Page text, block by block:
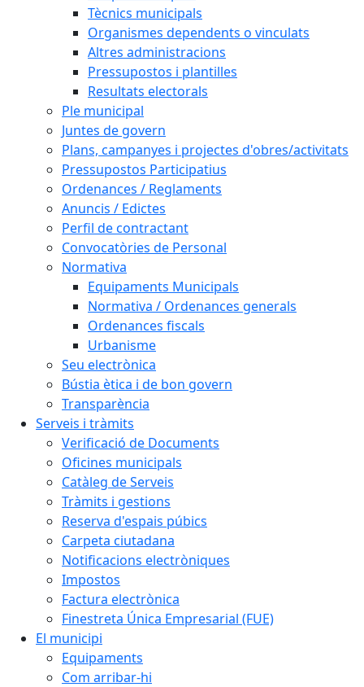
Tècnics municipals
Organismes dependents o vinculats
Altres administracions
Pressupostos i plantilles
Resultats electorals
Ple municipal
Juntes de govern
Plans, campanyes i projectes d'obres/activitats
Pressupostos Participatius
Ordenances / Reglaments
Anuncis / Edictes
Perfil de contractant
Convocatòries de Personal
Normativa
Equipaments Municipals
Normativa / Ordenances generals
Ordenances fiscals
Urbanisme
Seu electrònica
Bústia ètica i de bon govern
Transparència
Serveis i tràmits
Verificació de Documents
Oficines municipals
Catàleg de Serveis
Tràmits i gestions
Reserva d'espais púbics
Carpeta ciutadana
Notificacions electròniques
Impostos
Factura electrònica
Finestreta Única Empresarial (FUE)
El municipi
Equipaments
Com arribar-hi